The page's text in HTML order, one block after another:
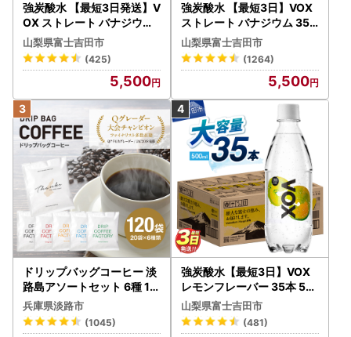
強炭酸水 【最短3日発送】V
OX ストレート バナジウム
強炭酸水 35本 500ml ラベ
ルレス【富士吉田市限定カ
ートン】 炭酸
山梨県富士吉田市
(425)
5,500
強炭酸水 【最短3日】VOX
ストレート バナジウム 35
本 500ml 【富士吉田市限
定カートン】炭酸
山梨県富士吉田市
(1264)
5,500
ドリップバッグコーヒー 淡
路島アソートセット 6種 12
0袋 飲み比べ コーヒー
兵庫県淡路市
(1045)
強炭酸水【最短3日】VOX
レモンフレーバー 35本 50
0ml 【富士吉田市限定カー
トン】炭酸
山梨県富士吉田市
(481)